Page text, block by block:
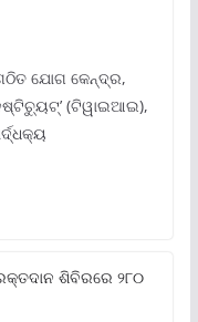
ଯୋଗ କେନ୍ଦ୍ର,
(ଟିୱାଇଆଇ),
ଶିବିରରେ ୨୮୦